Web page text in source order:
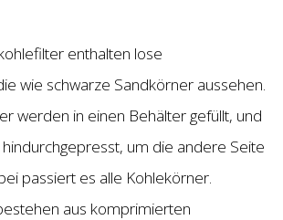
enthalten lose
wie schwarze Sandkörner aussehen.
werden in einen Behälter gefüllt, und
um die andere Seite
passiert es alle Kohlekörner.
aus komprimierten